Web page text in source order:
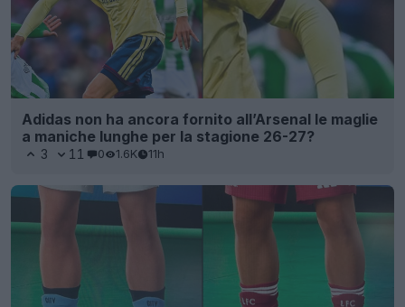
Adidas non ha ancora fornito all’Arsenal le maglie
a maniche lunghe per la stagione 26-27?
3 11 0 1.6K 11h